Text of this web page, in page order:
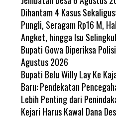
Dihantam 4 Kasus Sekaligus:
Pungli, Seragam Rp16 M,
Angket, hingga Isu
Bupati Gowa Diperiksa Polisi
Agustus 2026
Bupati Belu Willy Lay Ke
Baru: Pendekatan
Lebih Penting dari
Kejari Harus Kawal Dana